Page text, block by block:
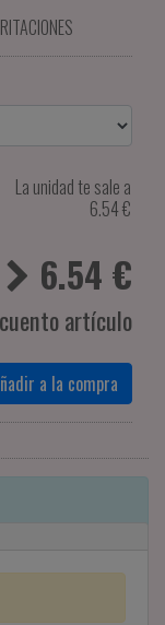
La unidad te sale a
6.54€
6.54 €
artículo
a la compra